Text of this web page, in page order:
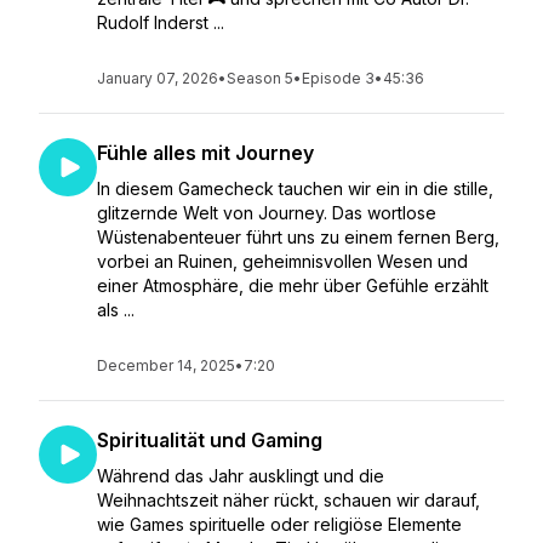
Rudolf Inderst ...
January 07, 2026•Season 5• Episode 3• 45:36
Fühle alles mit Journey
In diesem Gamecheck tauchen wir ein in die stille,
glitzernde Welt von Journey. Das wortlose
Wüstenabenteuer führt uns zu einem fernen Berg,
vorbei an Ruinen, geheimnisvollen Wesen und
einer Atmosphäre, die mehr über Gefühle erzählt
als ...
December 14, 2025• 7:20
Spiritualität und Gaming
Während das Jahr ausklingt und die
Weihnachtszeit näher rückt, schauen wir darauf,
wie Games spirituelle oder religiöse Elemente